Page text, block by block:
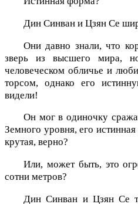
Дин Синван и Цзян Се
Они давно знали, что
зверь из высшего мира,
человеческом обличье и
торсом, однако его
видели!
Он мог в одиночку
Земного уровня, его
крутая, верно?
Или, может быть, это
сотни метров?
Дин Синван и Цзян Се